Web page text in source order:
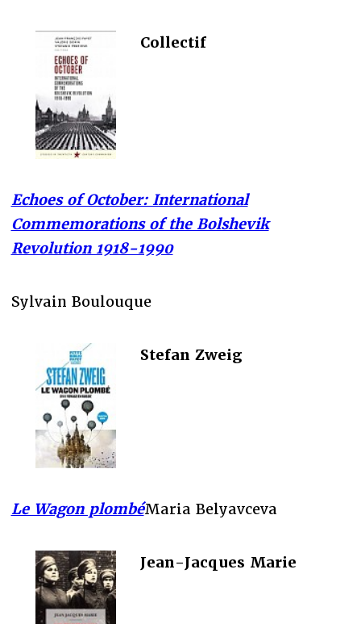
Collectif
Echoes of October: International
Commemorations of the Bolshevik
Revolution 1918-1990
Sylvain Boulouque
Stefan Zweig
Le Wagon plombéMaria Belyavceva
Jean-Jacques Marie